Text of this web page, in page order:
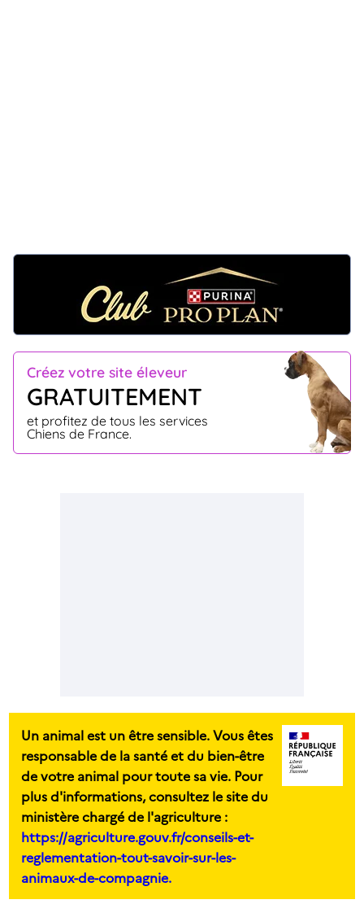
Créez votre site éleveur
GRATUITEMENT
et profitez de tous les services
Chiens de France.
Un animal est un être sensible. Vous êtes
responsable de la santé et du bien-être
de votre animal pour toute sa vie. Pour
plus d'informations, consultez le site du
ministère chargé de l'agriculture :
https://agriculture.gouv.fr/conseils-et-
reglementation-tout-savoir-sur-les-
animaux-de-compagnie.